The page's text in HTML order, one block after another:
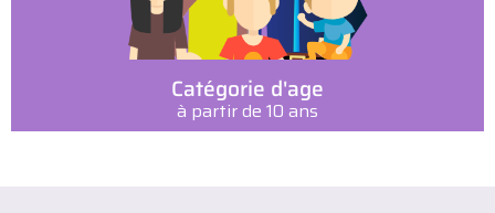
Catégorie d'age
à partir de 10 ans